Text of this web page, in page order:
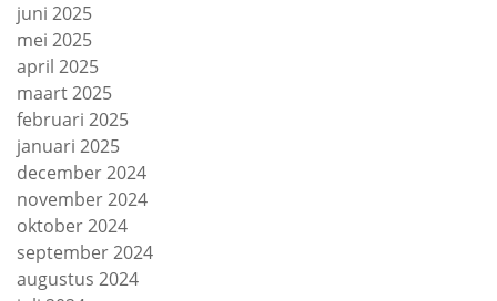
juni 2025
mei 2025
april 2025
maart 2025
februari 2025
januari 2025
december 2024
november 2024
oktober 2024
september 2024
augustus 2024